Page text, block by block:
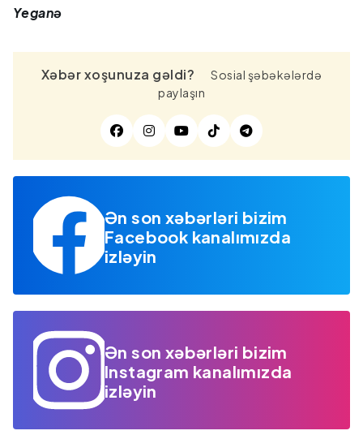
Yeganə
Xəbər xoşunuza gəldi?
Sosial şəbəkələrdə
paylaşın
Ən son xəbərləri bizim
Facebook kanalımızda
izləyin
Ən son xəbərləri bizim
Instagram kanalımızda
izləyin